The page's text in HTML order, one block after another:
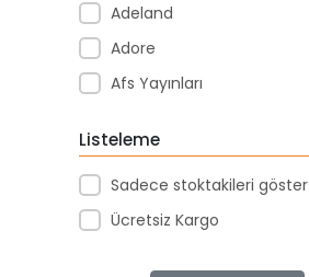
Adeland
Adore
Afs Yayınları
Agt
Aıhao
Akademi Denizi Yayınları
Listeleme
Sadece stoktakileri göster
Ücretsiz Kargo